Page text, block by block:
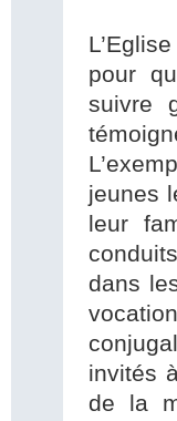
pour
suivre
jeunes
leur
dans
invités
de la